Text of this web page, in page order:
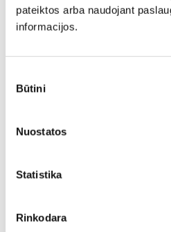
pateiktos arba naudojant
informacijos.
pasirinkimas
Būtini
Nuostatos
Statistika
Rinkodara